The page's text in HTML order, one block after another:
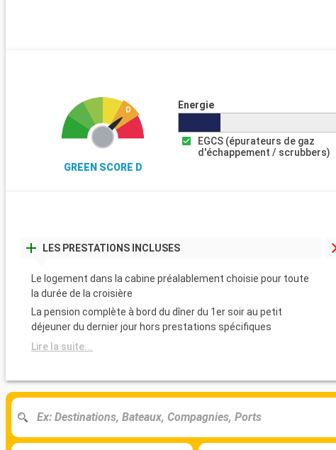
GREEN SCORE D
Energie
EGCS (épurateurs de gaz
d'échappement / scrubbers)
LES PRESTATIONS INCLUSES
Le logement dans la cabine préalablement choisie pour toute
la durée de la croisière
La pension complète à bord du dîner du 1er soir au petit
déjeuner du dernier jour hors prestations spécifiques
Lire la suite...